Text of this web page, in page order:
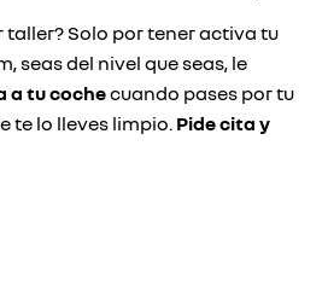
taller? Solo por tener activa tu
seas del nivel que seas, le
a tu cochecuando pases por tu
te lo lleves limpio. Pide cita y